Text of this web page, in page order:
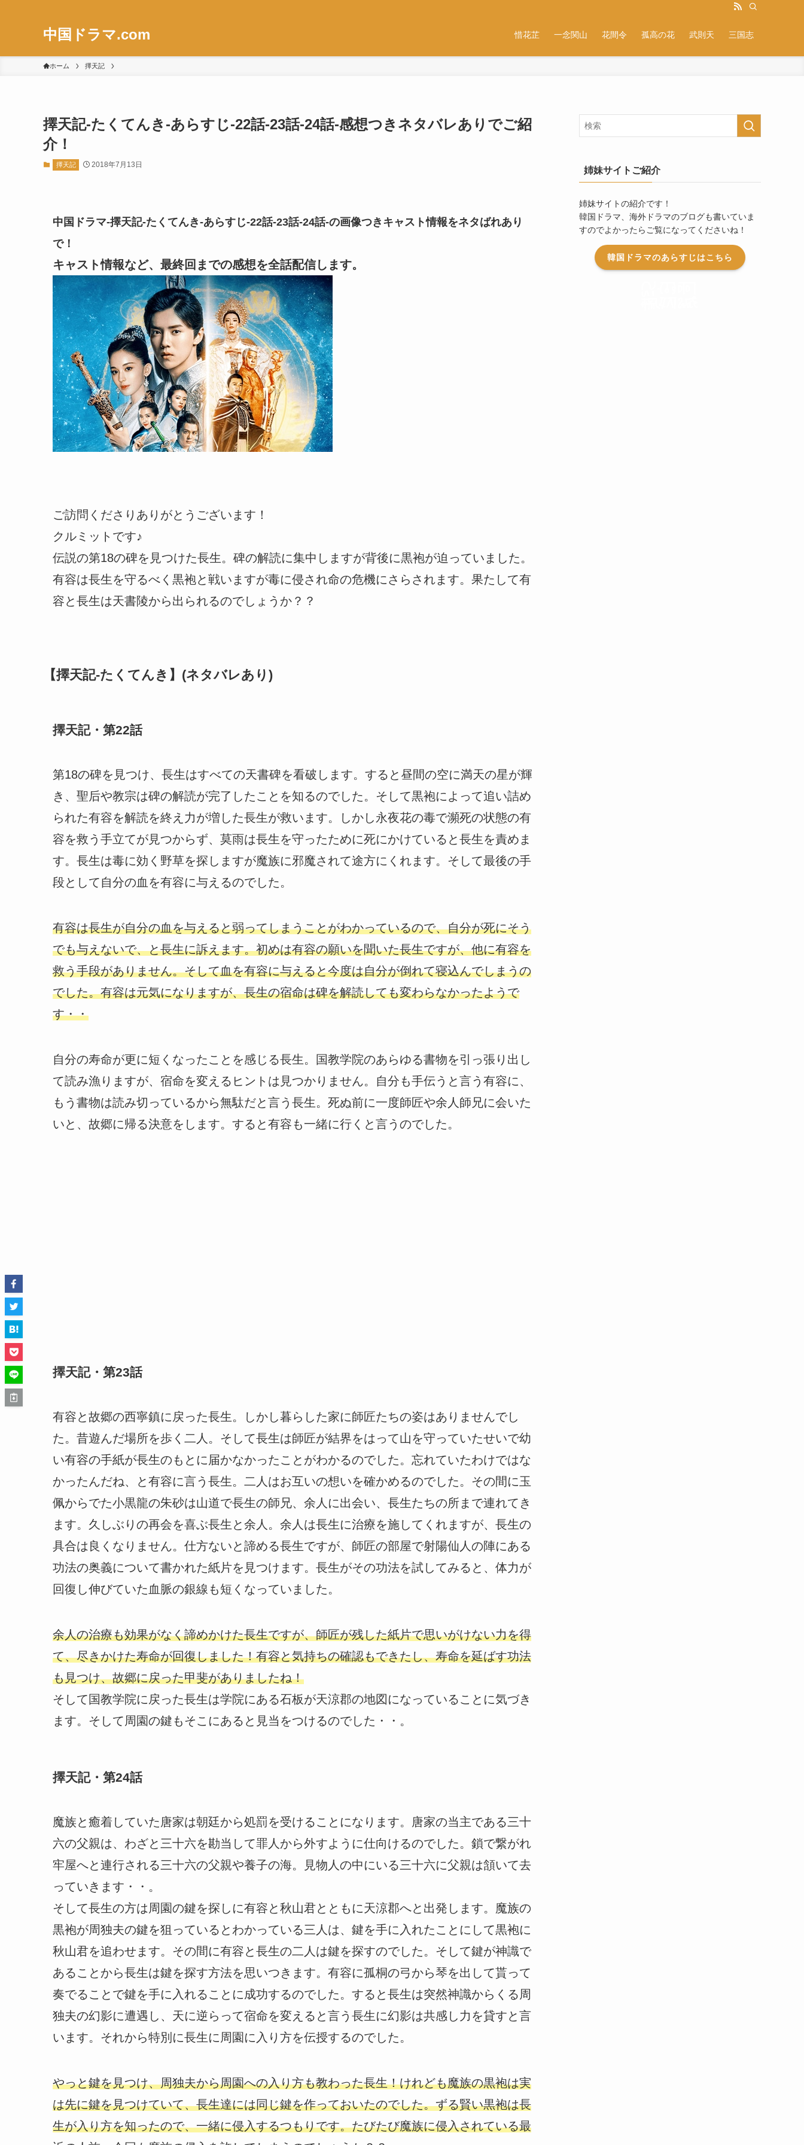
中国ドラマ.com 惜花芷 一念関山 花間令 孤高の花 武則天 三国志
ホーム 擇天記
擇天記-たくてんき-あらすじ-22話-23話-24話-感想つきネタバレありでご紹
介！
擇天記 2018年7月13日
中国ドラマ-擇天記-たくてんき-あらすじ-22話-23話-24話-の画像つきキャスト情報をネタばれあり
で！
キャスト情報など、最終回までの感想を全話配信します。
ご訪問くださりありがとうございます！
クルミットです♪
伝説の第18の碑を見つけた長生。碑の解読に集中しますが背後に黒袍が迫っていました。
有容は長生を守るべく黒袍と戦いますが毒に侵され命の危機にさらされます。果たして有
容と長生は天書陵から出られるのでしょうか？？
【擇天記-たくてんき】(ネタバレあり)
擇天記・第22話
第18の碑を見つけ、長生はすべての天書碑を看破します。すると昼間の空に満天の星が輝
き、聖后や教宗は碑の解読が完了したことを知るのでした。そして黒袍によって追い詰め
られた有容を解読を終え力が増した長生が救います。しかし永夜花の毒で瀕死の状態の有
容を救う手立てが見つからず、莫雨は長生を守ったために死にかけていると長生を責めま
す。長生は毒に効く野草を探しますが魔族に邪魔されて途方にくれます。そして最後の手
段として自分の血を有容に与えるのでした。
有容は長生が自分の血を与えると弱ってしまうことがわかっているので、自分が死にそう
でも与えないで、と長生に訴えます。初めは有容の願いを聞いた長生ですが、他に有容を
救う手段がありません。そして血を有容に与えると今度は自分が倒れて寝込んでしまうの
でした。有容は元気になりますが、長生の宿命は碑を解読しても変わらなかったようで
す・・
自分の寿命が更に短くなったことを感じる長生。国教学院のあらゆる書物を引っ張り出し
て読み漁りますが、宿命を変えるヒントは見つかりません。自分も手伝うと言う有容に、
もう書物は読み切っているから無駄だと言う長生。死ぬ前に一度師匠や余人師兄に会いた
いと、故郷に帰る決意をします。すると有容も一緒に行くと言うのでした。
擇天記・第23話
有容と故郷の西寧鎮に戻った長生。しかし暮らした家に師匠たちの姿はありませんでし
た。昔遊んだ場所を歩く二人。そして長生は師匠が結界をはって山を守っていたせいで幼
い有容の手紙が長生のもとに届かなかったことがわかるのでした。忘れていたわけではな
かったんだね、と有容に言う長生。二人はお互いの想いを確かめるのでした。その間に玉
佩からでた小黒龍の朱砂は山道で長生の師兄、余人に出会い、長生たちの所まで連れてき
ます。久しぶりの再会を喜ぶ長生と余人。余人は長生に治療を施してくれますが、長生の
具合は良くなりません。仕方ないと諦める長生ですが、師匠の部屋で射陽仙人の陣にある
功法の奥義について書かれた紙片を見つけます。長生がその功法を試してみると、体力が
回復し伸びていた血脈の銀線も短くなっていました。
余人の治療も効果がなく諦めかけた長生ですが、師匠が残した紙片で思いがけない力を得
て、尽きかけた寿命が回復しました！有容と気持ちの確認もできたし、寿命を延ばす功法
も見つけ、故郷に戻った甲斐がありましたね！
そして国教学院に戻った長生は学院にある石板が天涼郡の地図になっていることに気づき
ます。そして周園の鍵もそこにあると見当をつけるのでした・・。
擇天記・第24話
魔族と癒着していた唐家は朝廷から処罰を受けることになります。唐家の当主である三十
六の父親は、わざと三十六を勘当して罪人から外すように仕向けるのでした。鎖で繋がれ
牢屋へと連行される三十六の父親や養子の海。見物人の中にいる三十六に父親は頷いて去
っていきます・・。
そして長生の方は周園の鍵を探しに有容と秋山君とともに天涼郡へと出発します。魔族の
黒袍が周独夫の鍵を狙っているとわかっている三人は、鍵を手に入れたことにして黒袍に
秋山君を追わせます。その間に有容と長生の二人は鍵を探すのでした。そして鍵が神識で
あることから長生は鍵を探す方法を思いつきます。有容に孤桐の弓から琴を出して貰って
奏でることで鍵を手に入れることに成功するのでした。すると長生は突然神識からくる周
独夫の幻影に遭遇し、天に逆らって宿命を変えると言う長生に幻影は共感し力を貸すと言
います。それから特別に長生に周園に入り方を伝授するのでした。
やっと鍵を見つけ、周独夫から周園への入り方も教わった長生！けれども魔族の黒袍は実
は先に鍵を見つけていて、長生達には同じ鍵を作っておいたのでした。ずる賢い黒袍は長
生が入り方を知ったので、一緒に侵入するつもりです。たびたび魔族に侵入されている最
姉妹サイトご紹介
姉妹サイトの紹介です！
韓国ドラマ、海外ドラマのブログも書いていま
すのでよかったらご覧になってくださいね！
韓国ドラマのあらすじはこちら